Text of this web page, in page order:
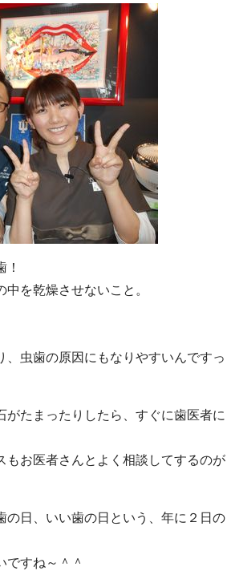
を乾燥させないこと。
、虫歯の原因にもなりやすいんですっ
たまったりしたら、すぐに歯医者に
お医者さんとよく相談してするのが
日、いい歯の日という、年に２日の
ですね～＾＾